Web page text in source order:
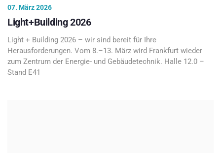
07. März 2026
Light+Building 2026
Light + Building 2026 – wir sind bereit für Ihre
Herausforderungen. Vom 8.–13. März wird Frankfurt wieder
zum Zentrum der Energie- und Gebäudetechnik. Halle 12.0 –
Stand E41